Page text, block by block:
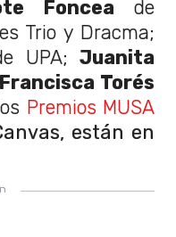
Foncea de
Trio y Dracma;
UPA; Juanita
Torés
Premios MUSA
están en